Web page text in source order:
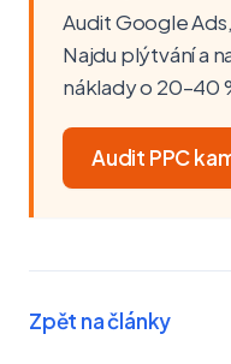
Audit Google
Najdu plýtvání a
náklady o 20–40
Audit PPC
Zpět na články